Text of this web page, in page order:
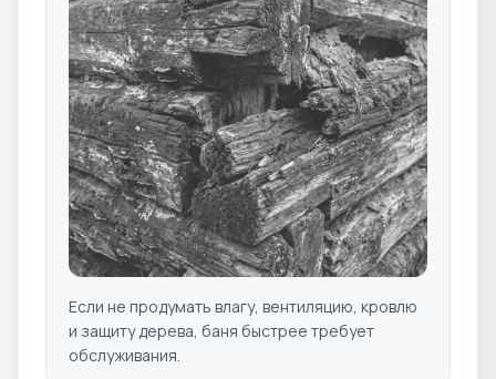
Если не продумать влагу, вентиляцию, кровлю
и защиту дерева, баня быстрее требует
обслуживания.